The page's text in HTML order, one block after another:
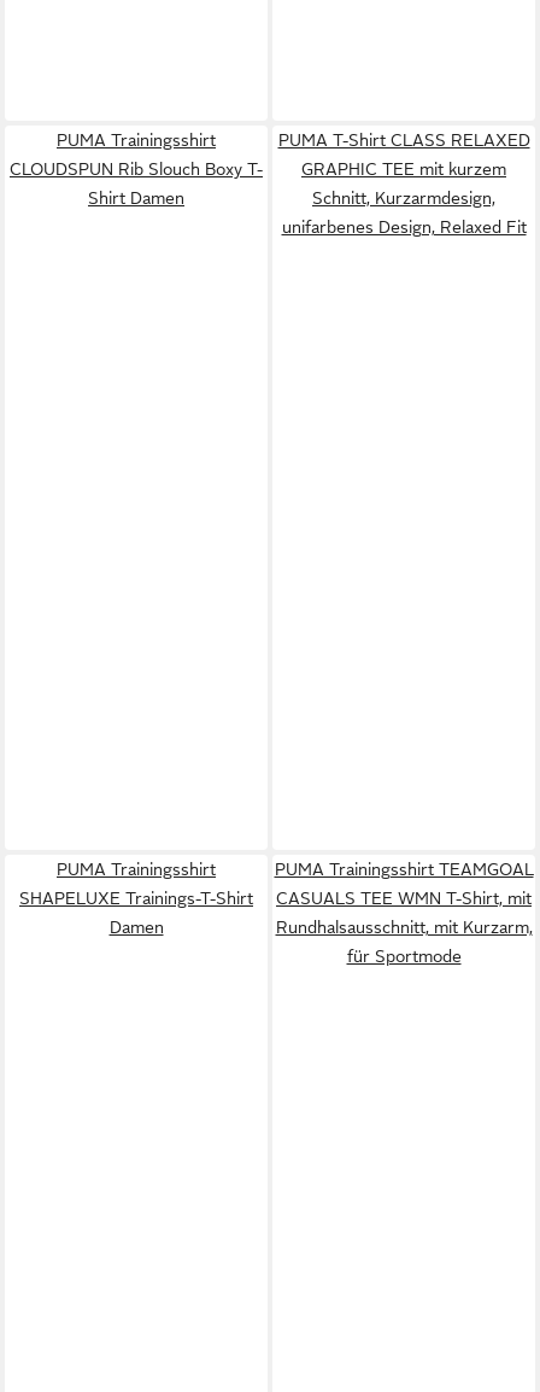
PUMA Trainingsshirt
CLOUDSPUN Rib Slouch Boxy T-
Shirt Damen
PUMA T-Shirt CLASS RELAXED
GRAPHIC TEE mit kurzem
Schnitt, Kurzarmdesign,
unifarbenes Design, Relaxed Fit
PUMA Trainingsshirt
SHAPELUXE Trainings-T-Shirt
Damen
PUMA Trainingsshirt TEAMGOAL
CASUALS TEE WMN T-Shirt, mit
Rundhalsausschnitt, mit Kurzarm,
für Sportmode